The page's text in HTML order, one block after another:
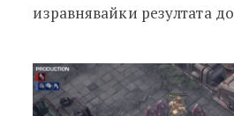
изравнявайки резултата до